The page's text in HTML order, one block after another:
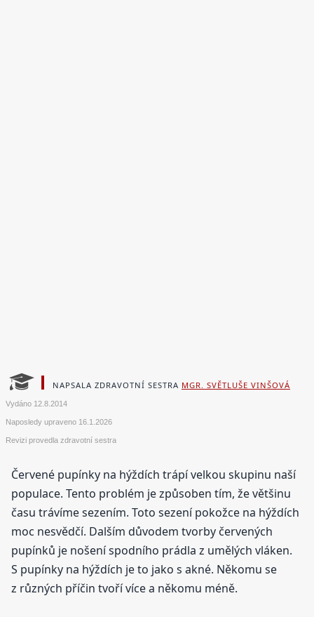
NAPSALA ZDRAVOTNÍ SESTRA MGR. SVĚTLUŠE VINŠOVÁ
Vydáno 12.8.2014
Naposledy upraveno 16.1.2026
Revizi provedla zdravotní sestra
Červené pupínky na hýždích trápí velkou skupinu naší
populace. Tento problém je způsoben tím, že většinu
času trávíme sezením. Toto sezení pokožce na hýždích
moc nesvědčí. Dalším důvodem tvorby červených
pupínků je nošení spodního prádla z umělých vláken.
S pupínky na hýždích je to jako s akné. Někomu se
z různých příčin tvoří více a někomu méně.